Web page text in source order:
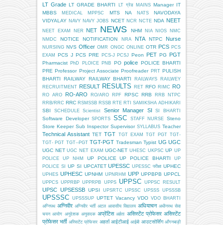
LT Grade LT GRADE BHARTI LT ग्रेड MAINS Manager IT
MBBS
MEDICAL MPPSC MTS NA NATS
NAVODAYA
VIDYALAY NAVY NAVY JOBS NCET NCR NCTE NDA NEET
NEET EXAM NER NET NEWS NHM NIA NIOS
NMC
NMDC
NOTICE NOTIFICATION NRA NTA NTPC Nurse
NURSING NVS Officer OMR ONGC ONLINE OTR PCS PCS
EXAM
PCS J PCS PRE PCS-J PCSJ Peon PET PG PGT
Pharmacist PhD PLOICE PNB PO police POLICE BHARTI
PRE Professor Project Associate Proofreader PRT PULISH
BHARTI
RAILWAY RAILWAY BHARTI RAILWAYS
RAILWEY
RECRUITMENT RESULT RESULTS RET RFO RIMC RO
RO ARO RO-ARO RO/ARO RPF RPSC RRB
RRB NTPC
RRB/RRC RRC RSMSSB RSSB RTE RTI SAMIKSHA ADHIKARI
SBI SCHEDULE Scientist Senior Manager SI SI BHARTI
Software Developer SPORTS SSC STAFF NURSE
Steno
Store Keeper Sub Inspector Supervisor SYLLABUS Teacher
Technical Assistant TET TGT TGT EXAM TGT PGT TGT-
TGT- PGT TGT--PGT TGT-PGT Tradesman Typist UG UGC
UGC NET UGC NET EXAM UGC-NET UHESC UKPSC UP UP
POLICE
UP NHM UP POLICE UP POLICE BHARTI
UP
POLICE SI
UP SI UPCATET UPESSC UPESSC परीक्षा UPHEC
UPHES UPHESC UPNHM UPNRHM UPP UPPBPB UPPCL
UPPCS UPPRBP UPPRPB UPPS UPPSC UPPSC RESULT
UPSC UPSESSB UPSI UPSRTC UPSSC UPSSS UPSSSB
UPSSSC UPSSSUP UPTET Vacancy VDO VDO BHARTI
अग्निपथ अग्निवीर अग्निवीर भर्ती अटल आवासीय विद्यालय अधियाचन अधीनस्थ सेवा
चयन आयोग अनुदेशक अनुवादक अप्रेंटिस अर्हता असिस्टेंट प्रोफेसर असिस्टेंट
प्रोफेसर भर्ती अस्सिटेंट प्रोफेसर अहर्ता आईटीआई आईबी आउटसोर्सिंग आँगनबाड़ी